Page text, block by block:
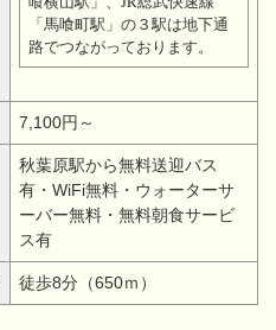
「馬喰町駅」の３駅は地下通
路でつながっております。
7,100円～
秋葉原駅から無料送迎バス
有・WiFi無料・ウォーターサ
ーバー無料・無料朝食サービ
ス有
徒歩8分（650ｍ）